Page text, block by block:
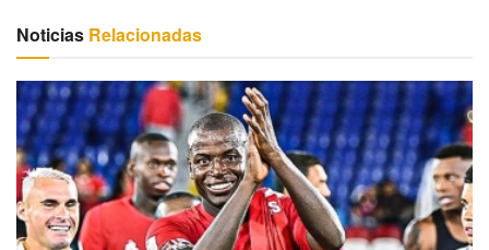
Noticias Relacionadas